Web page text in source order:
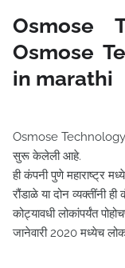
Osmose
Osmose
in marathi
Osmose Technology
सुरू केलेली आहे.
ही कंपनी पुणे महाराष्ट्र
रौंडाळे या दोन व्यक्तींनी
कोट्यावधी लोकांपर्यंत
जानेवारी 2020 मध्येच